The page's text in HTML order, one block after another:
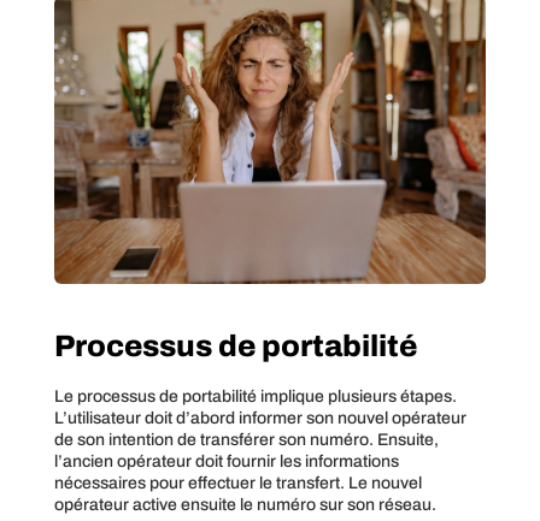
Processus de portabilité
Le processus de portabilité implique plusieurs étapes.
L’utilisateur doit d’abord informer son nouvel opérateur
de son intention de transférer son numéro. Ensuite,
l’ancien opérateur doit fournir les informations
nécessaires pour effectuer le transfert. Le nouvel
opérateur active ensuite le numéro sur son réseau.